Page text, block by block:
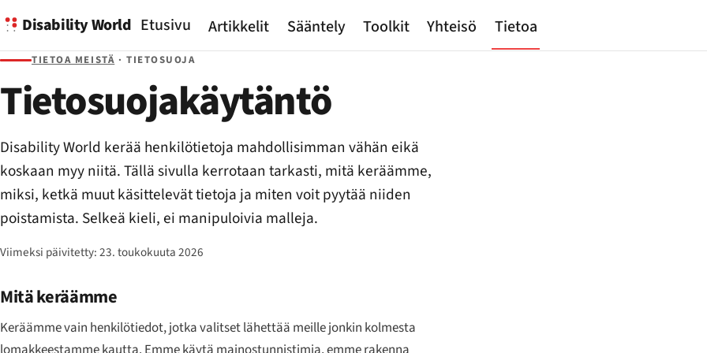
Disability World Etusivu Artikkelit Sääntely Toolkit Yhteisö Tietoa
TIETOA MEISTÄ · TIETOSUOJA
Tietosuojakäytäntö
Disability World kerää henkilötietoja mahdollisimman vähän eikä
koskaan myy niitä. Tällä sivulla kerrotaan tarkasti, mitä keräämme,
miksi, ketkä muut käsittelevät tietoja ja miten voit pyytää niiden
poistamista. Selkeä kieli, ei manipuloivia malleja.
Viimeksi päivitetty:23. toukokuuta 2026
Mitä keräämme
Keräämme vain henkilötiedot, jotka valitset lähettää meille jonkin kolmesta